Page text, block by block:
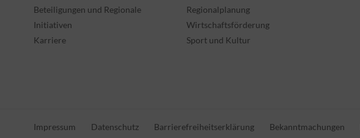
Beteiligungen und Regionale
Initiativen
Karriere
Regionalplanung
Wirtschaftsförderung
Sport und Kultur
Impressum Datenschutz Barrierefreiheitserklärung Bekanntmachungen